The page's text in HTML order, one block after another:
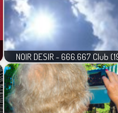
NOIR DESIR - 666.667 Club